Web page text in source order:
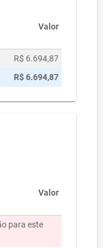
Valor
R$ 6.694,87
R$ 6.694,87
Valor
para este